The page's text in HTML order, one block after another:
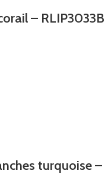
– RLIP3033B
turquoise –